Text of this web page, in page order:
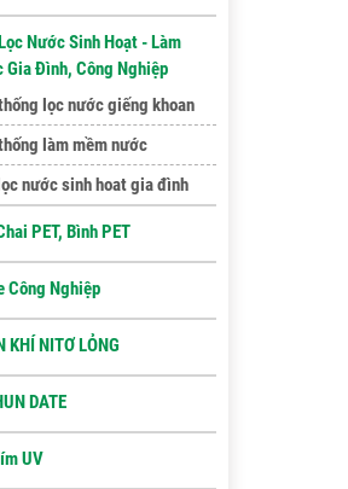
Nước Sinh Hoạt - Làm
Gia Đình, Công Nghiệp
lọc nước giếng khoan
làm mềm nước
nước sinh hoat gia đình
PET, Bình PET
Công Nghiệp
KHÍ NITƠ LỎNG
DATE
UV